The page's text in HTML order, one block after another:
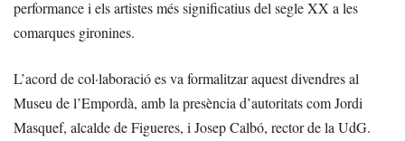
performance i els artistes més significatius del segle XX a les
comarques gironines.
L’acord de col·laboració es va formalitzar aquest divendres al
Museu de l’Empordà, amb la presència d’autoritats com Jordi
Masquef, alcalde de Figueres, i Josep Calbó, rector de la UdG.